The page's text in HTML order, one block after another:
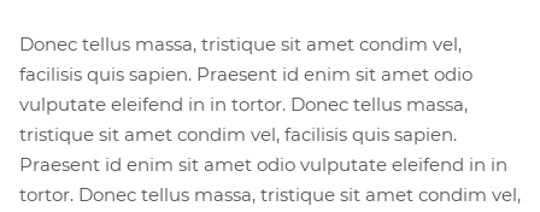
Donec tellus massa, tristique sit amet condim vel,
facilisis quis sapien. Praesent id enim sit amet odio
vulputate eleifend in in tortor. Donec tellus massa,
tristique sit amet condim vel, facilisis quis sapien.
Praesent id enim sit amet odio vulputate eleifend in in
tortor. Donec tellus massa, tristique sit amet condim vel,